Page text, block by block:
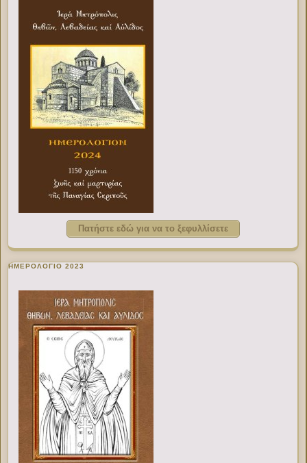
Πατήστε εδώ για να το ξεφυλλίσετε
ΗΜΕΡΟΛΟΓΙΟ 2023